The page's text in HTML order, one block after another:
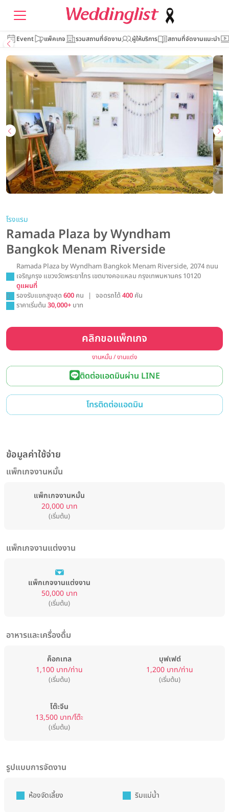
Event แพ็คเกจ รวมสถานที่จัดงาน ผู้ให้บริการ สถานที่จัดงานแนะนำ
โรงแรม
Ramada Plaza by Wyndham
Bangkok Menam Riverside
Ramada Plaza by Wyndham Bangkok Menam Riverside, 2074 ถนน
เจริญกรุง แขวงวัดพระยาไกร เขตบางคอแหลม กรุงเทพมหานคร 10120
ดูแผนที่
รองรับแขกสูงสุด 600 คน | จอดรถได้400 คัน
ราคาเริ่มต้น 30,000+ บาท
คลิกขอแพ็กเกจ
งานหมั้น / งานแต่ง
ติดต่อแอดมินผ่าน LINE
โทรติดต่อแอดมิน
ข้อมูลค่าใช้จ่าย
แพ็กเกจงานหมั้น
แพ็กเกจงานหมั้น
20,000 บาท
(เริ่มต้น)
แพ็กเกจงานแต่งงาน
แพ็กเกจงานแต่งงาน
50,000 บาท
(เริ่มต้น)
อาหารและเครื่องดื่ม
ค็อกเทล
1,100 บาท/ท่าน
(เริ่มต้น)
บุฟเฟต์
1,200 บาท/ท่าน
(เริ่มต้น)
โต๊ะจีน
13,500 บาท/โต๊ะ
(เริ่มต้น)
รูปแบบการจัดงาน
ห้องจัดเลี้ยง ริมแม่น้ำ